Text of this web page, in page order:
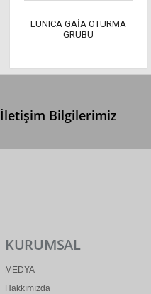
LUNICA GAİA OTURMA
GRUBU
İletişim Bilgilerimiz
KURUMSAL
MEDYA
Hakkımızda